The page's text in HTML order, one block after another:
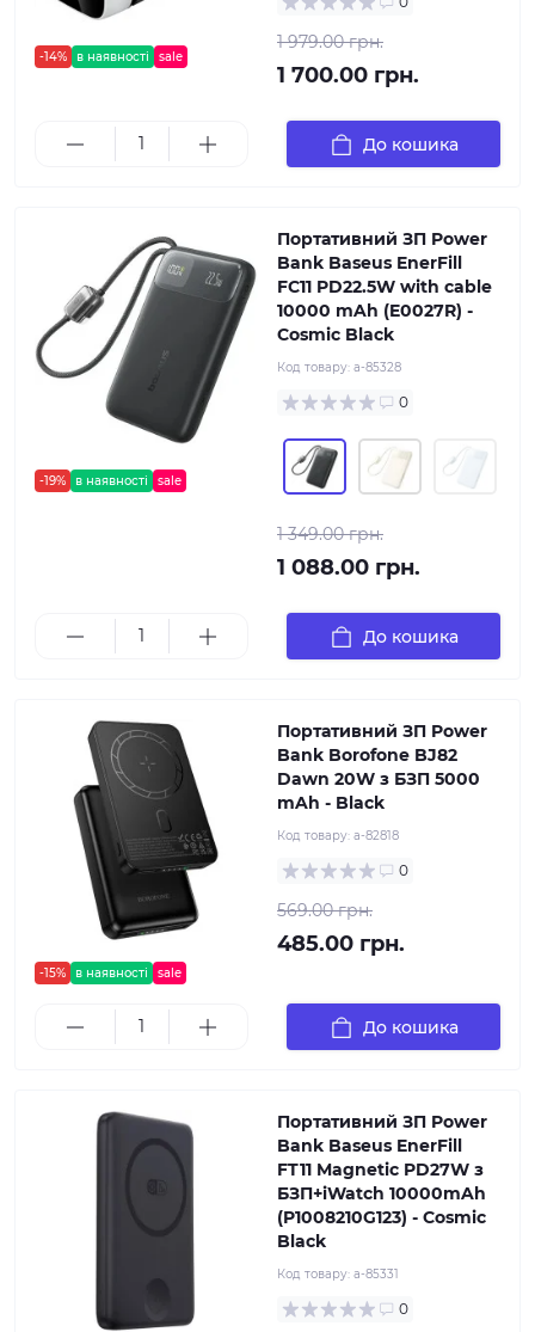
-14% в наявності sale
1 979.00 грн.
1 700.00 грн.
До кошика
-19% в наявності sale
Портативний ЗП Power
Bank Baseus EnerFill
FC11 PD22.5W with cable
10000 mAh (E0027R) -
Cosmic Black
Код товару: a-85328
0
1 349.00 грн.
1 088.00 грн.
До кошика
-15% в наявності sale
Портативний ЗП Power
Bank Borofone BJ82
Dawn 20W з БЗП 5000
mAh - Black
Код товару: a-82818
0
569.00 грн.
485.00 грн.
До кошика
Портативний ЗП Power
Bank Baseus EnerFill
FT11 Magnetic PD27W з
БЗП+iWatch 10000mAh
(P1008210G123) - Cosmic
Black
Код товару: a-85331
0